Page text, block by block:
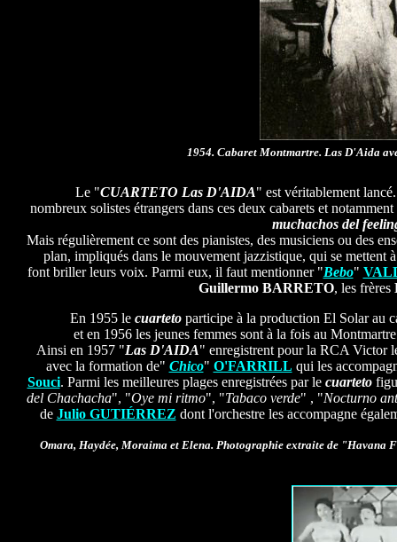
1954. Cabaret Montmartre. Las D'Aida
Le "CUARTETO Las D'AIDA" est véritablement
nombreux solistes étrangers dans ces deux cabarets et
muchachos del
Mais régulièrement ce sont des pianistes, des musiciens ou des
plan, impliqués dans le mouvement jazzistique, qui se mettent
font briller leurs voix. Parmi eux, il faut mentionner "Bebo"
Guillermo BARRETO, les frères
En 1955 le cuartetoparticipe à la production El Solar au
et en 1956 les jeunes femmes sont à la fois au
Ainsi en 1957 "Las D'AIDA" enregistrent pour la RCA Victor
avec la formation de" Chico" O'FARRILL qui les
Souci. Parmi les meilleures plages enregistrées par le cuarteto
del Chachacha", "Oye mi ritmo", "Tabaco verde" , "Nocturno
de Julio GUTIÉRREZ dont l'orchestre les accompagne
Omara, Haydée, Moraima et Elena. Photographie extraite de "Havana